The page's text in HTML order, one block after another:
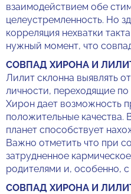
взаимодействием обе
целеустремленность. Но
корреляция нехватки
нужный момент, что
СОВПАД ХИРОНА И
Лилит склонна выявлять
личности, переходящие по
Хирон дает возможность
положительные качества.
планет способствует
Важно отметить что при
затрудненное
родителями и, особенно,
СОВПАД ХИРОНА И